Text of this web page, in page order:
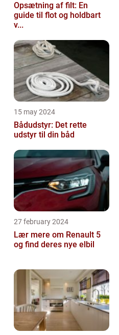
Opsætning af filt: En
guide til flot og holdbart
v...
15 may 2024
Bådudstyr: Det rette
udstyr til din båd
27 february 2024
Lær mere om Renault 5
og find deres nye elbil